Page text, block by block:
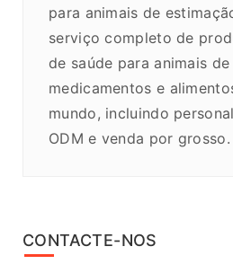
para animais de
serviço completo de
de saúde para animais
medicamentos e
mundo, incluindo
ODM e venda por grosso.
CONTACTE-NOS